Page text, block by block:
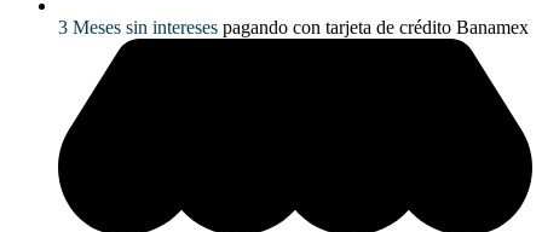
3 Meses sin intereses pagando con tarjeta de crédito Banamex